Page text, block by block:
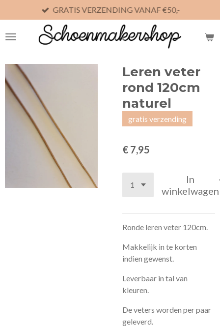
direct
naar
GRATIS VERZENDING VANAF €50,-
Leren veter
rond 120cm
naturel
gratis verzending
€ 7,95
In
winkelwagen
Ronde leren veter 120cm.
Makkelijk in te korten
indien gewenst.
Leverbaar in tal van
kleuren.
De veters worden per paar
geleverd.